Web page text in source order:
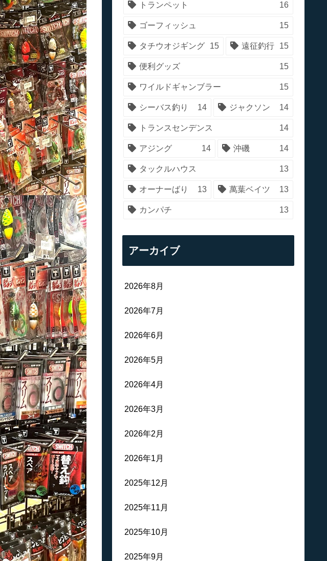
トランペット 16
ゴーフィッシュ 15
タチウオジギング 15 遠征釣行 15
便利グッズ 15
ワイルドギャンブラー 15
シーバス釣り 14 ジャクソン 14
トランスセンデンス 14
アジング 14 沖磯 14
タックルハウス 13
オーナーばり 13 萬葉ベイツ 13
カンパチ 13
アーカイブ
2026年8月
2026年7月
2026年6月
2026年5月
2026年4月
2026年3月
2026年2月
2026年1月
2025年12月
2025年11月
2025年10月
2025年9月